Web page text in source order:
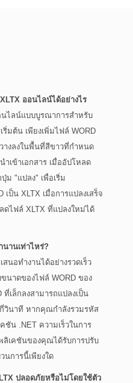
ออนไลน์ได้อย่างไร
ไลน์แบบบูรณาการสำหรับ
ริ่มต้น เพียงเพิ่มไฟล์ WORD
างลงในพื้นที่สีขาวที่กำหนด
เข้าเอกสาร เมื่ออัปโหลด
ม "แปลง" เพื่อเริ่ม
เป็น XLTX เมื่อการแปลงเสร็จ
ไฟล์ XLTX ที่แปลงใหม่ได้
นานเท่าไหร่?
นอทำงานได้อย่างรวดเร็ว
นาดของไฟล์ WORD ของ
เล็กลงสามารถแปลงเป็น
กี่วินาที หากคุณกำลังรวมรหัส
ชัน .NET ความเร็วในการ
ลิเคชันของคุณได้รับการปรับ
นการนี้เพียงใด
ปลอดภัยหรือไม่โดยใช้ตัว